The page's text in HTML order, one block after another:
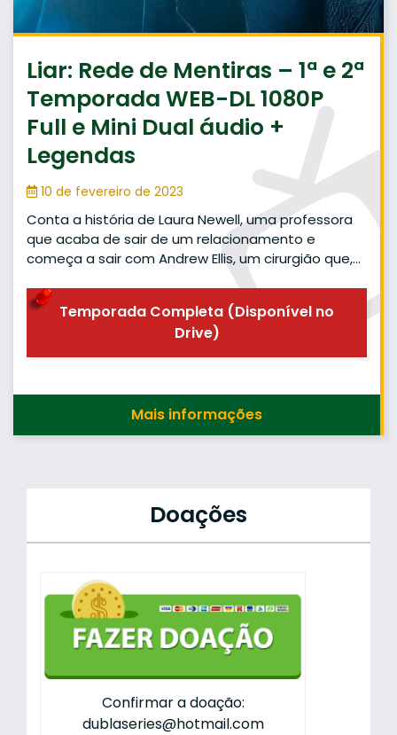
Liar: Rede de Mentiras – 1ª e 2ª
Temporada WEB-DL 1080P
Full e Mini Dual áudio +
Legendas
10 de fevereiro de 2023
Conta a história de Laura Newell, uma professora
que acaba de sair de um relacionamento e
começa a sair com Andrew Ellis, um cirurgião que,…
Temporada Completa (Disponível no
Drive)
Mais informações
Doações
Confirmar a doação:
dublaseries@hotmail.com